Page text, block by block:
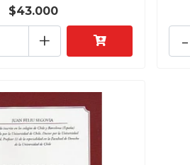
$43.000
+ -